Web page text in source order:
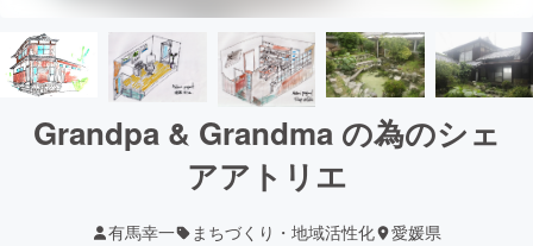
Grandpa & Grandma の為のシェ
アアトリエ
有馬幸一 まちづくり・地域活性化 愛媛県